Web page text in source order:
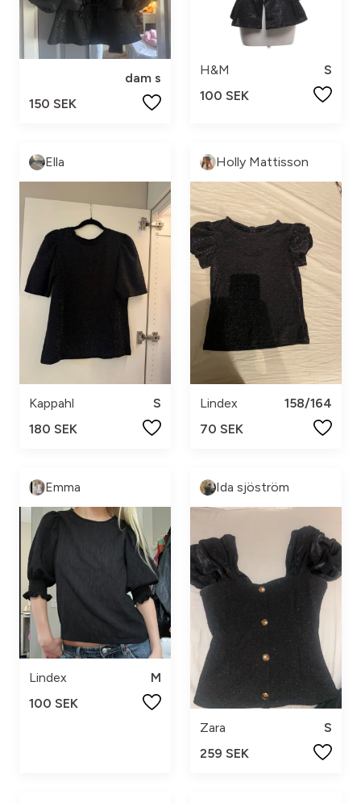
dam s
150 SEK
H&M
S
100 SEK
Ella
Kappahl
S
180 SEK
Holly Mattisson
Lindex
158/164
70 SEK
Emma
Lindex
M
100 SEK
Ida sjöström
Zara
S
259 SEK